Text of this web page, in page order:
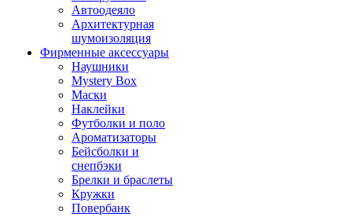
Автоодеяло
Архитектурная
шумоизоляция
Фирменные аксессуары
Наушники
Mystery Box
Маски
Наклейки
Футболки и поло
Ароматизаторы
Бейсболки и
снепбэки
Брелки и браслеты
Кружки
Повербанк